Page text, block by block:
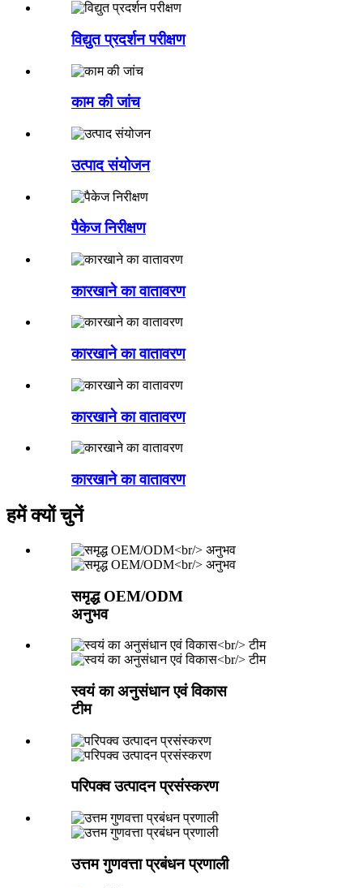
विद्युत प्रदर्शन परीक्षण
काम की जांच
उत्पाद संयोजन
पैकेज निरीक्षण
कारखाने का वातावरण
कारखाने का वातावरण
कारखाने का वातावरण
कारखाने का वातावरण
हमें क्यों चुनें
समृद्ध OEM/ODM
अनुभव
स्वयं का अनुसंधान एवं विकास
टीम
परिपक्व उत्पादन प्रसंस्करण
उत्तम गुणवत्ता प्रबंधन प्रणाली